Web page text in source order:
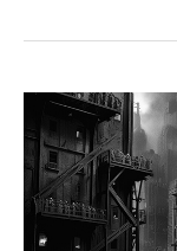
মাইক্রোফিকশন
(৪৬-৫০)